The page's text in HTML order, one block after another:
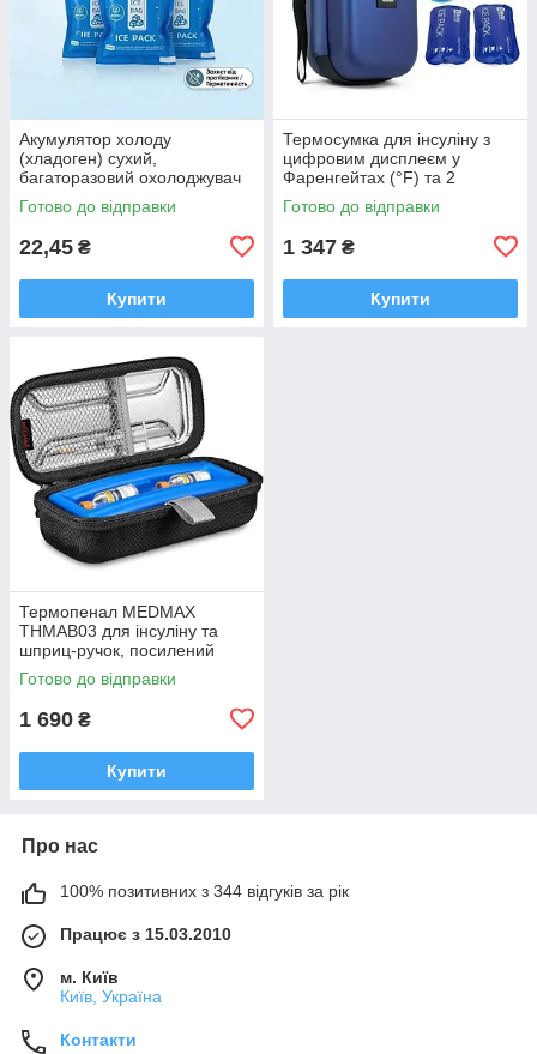
Акумулятор холоду
(хладоген) сухий,
багаторазовий охолоджувач
для термосумок,
термопеналів та доставки
Готово до відправки
22,45 ₴
Купити
Термосумка для інсуліну з
цифровим дисплеєм у
Фаренгейтах (°F) та 2
холодоелементами,
дорожній контейнер для
Готово до відправки
1 347 ₴
Купити
Термопенал MEDMAX
THMAB03 для інсуліну та
шприц-ручок, посилений
термофутляр з
охолоджувальним гелевим
Готово до відправки
1 690 ₴
Купити
Про нас
100% позитивних з 344 відгуків за рік
Працює з 15.03.2010
м. Київ
Київ, Україна
Контакти